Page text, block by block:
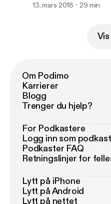
13. mars 2018 29 min
Om Podimo
Karrierer
Blogg
Trenger du hjelp?
For Podkastere
Logg inn som
Podkaster FAQ
Retningslinjer for
Lytt på iPhone
Lytt på Android
Lytt på nettet